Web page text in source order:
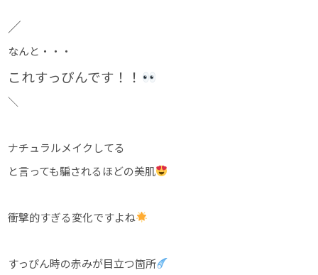
／
なんと・・・
これすっぴんです！！
＼
ナチュラルメイクしてる
と言っても騙されるほどの美肌
衝撃的すぎる変化ですよね
すっぴん時の赤みが目立つ箇所